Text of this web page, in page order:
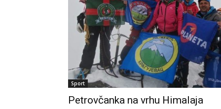
Sport
Petrovčanka na vrhu Himalaja